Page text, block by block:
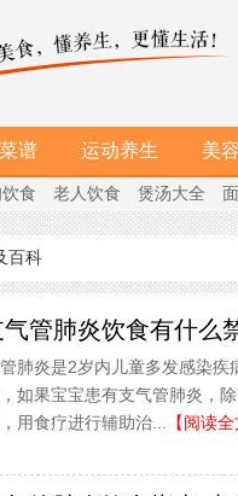
谱 运动养生 美
食 老人饮食 煲汤大全
百科
管肺炎饮食有什么
肺炎是2岁内儿童多发感染疾
如果宝宝患有支气管肺炎，
用食疗进行辅助治...
【阅读